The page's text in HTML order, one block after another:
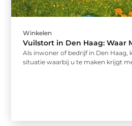
Winkelen
Vuilstort in Den Haag: Waar
Als inwoner of bedrijf in Den Haag,
situatie waarbij u te maken krijgt